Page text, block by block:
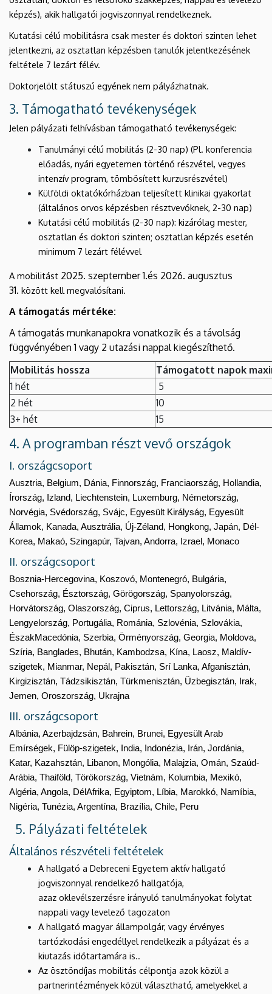
képzés), akik hallgatói jogviszonnyal rendelkeznek.
Kutatási célú mobilitásra csak mester és doktori szinten lehet
jelentkezni, az osztatlan képzésben tanulók jelentkezésének
feltétele 7 lezárt félév.
Doktorjelölt státuszú egyének nem pályázhatnak.
3. Támogatható tevékenységek
Jelen pályázati felhívásban támogatható tevékenységek:
Tanulmányi célú mobilitás (2-30 nap) (Pl. konferencia
előadás, nyári egyetemen történő részvétel, vegyes
intenzív program, tömbösített kurzusrészvétel)
Külföldi oktatókórházban teljesített klinikai gyakorlat
(általános orvos képzésben résztvevőknek, 2-30 nap)
Kutatási célú mobilitás (2-30 nap): kizárólag mester,
osztatlan és doktori szinten; osztatlan képzés esetén
minimum 7 lezárt félévvel
A mobilitást 2025. szeptember 1.és 2026. augusztus
31. között kell megvalósítani.
A támogatás mértéke:
A támogatás munkanapokra vonatkozik és a távolság
függvényében 1 vagy 2 utazási nappal kiegészíthető.
Mobilitás hossza
Támogatott napok
1 hét
5
2 hét
10
3+ hét
15
4. A programban részt vevő országok
I. országcsoport
Ausztria, Belgium, Dánia, Finnország, Franciaország, Hollandia,
Írország, Izland, Liechtenstein, Luxemburg, Németország,
Norvégia, Svédország, Svájc, Egyesült Királyság, Egyesült
Államok, Kanada, Ausztrália, Új-Zéland, Hongkong, Japán, Dél-
Korea, Makaó, Szingapúr, Tajvan, Andorra, Izrael, Monaco
II. országcsoport
Bosznia-Hercegovina, Koszovó, Montenegró, Bulgária,
Csehország, Észtország, Görögország, Spanyolország,
Horvátország, Olaszország, Ciprus, Lettország, Litvánia, Málta,
Lengyelország, Portugália, Románia, Szlovénia, Szlovákia,
ÉszakMacedónia, Szerbia, Örményország, Georgia, Moldova,
Szíria, Banglades, Bhután, Kambodzsa, Kína, Laosz, Maldív-
szigetek, Mianmar, Nepál, Pakisztán, Srí Lanka, Afganisztán,
Kirgizisztán, Tádzsikisztán, Türkmenisztán, Üzbegisztán, Irak,
Jemen, Oroszország, Ukrajna
III. országcsoport
Albánia, Azerbajdzsán, Bahrein, Brunei, Egyesült Arab
Emírségek, Fülöp-szigetek, India, Indonézia, Irán, Jordánia,
Katar, Kazahsztán, Libanon, Mongólia, Malajzia, Omán, Szaúd-
Arábia, Thaiföld, Törökország, Vietnám, Kolumbia, Mexikó,
Algéria, Angola, DélAfrika, Egyiptom, Líbia, Marokkó, Namíbia,
Nigéria, Tunézia, Argentína, Brazília, Chile, Peru
5. Pályázati feltételek
Általános részvételi feltételek
A hallgató a Debreceni Egyetem aktív hallgató
jogviszonnyal rendelkező hallgatója,
azaz oklevélszerzésre irányuló tanulmányokat folytat
nappali vagy levelező tagozaton
A hallgató magyar állampolgár, vagy érvényes
tartózkodási engedéllyel rendelkezik a pályázat és a
kiutazás időtartamára is..
Az ösztöndíjas mobilitás célpontja azok közül a
partnerintézmények közül választható, amelyekkel a